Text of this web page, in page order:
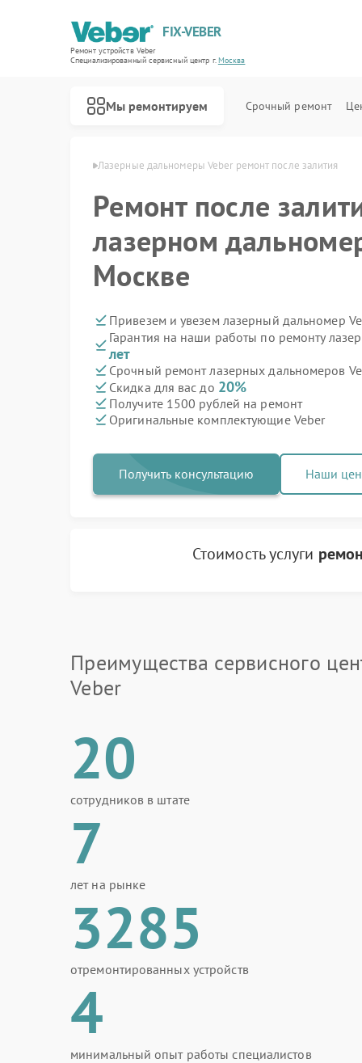
FIX-VEBER
Ремонт устройств Veber
Специализированный cервисный центр г.Москва
Мы ремонтируем Срочный ремонт
Лазерные дальномеры Veber ремонт после залития
Ремонт после
лазерном
Москве
Привезем и увезем лазерный дальномер
Гарантия на наши работы по ремонту
лет
Срочный ремонт лазерных дальномеров
Скидка для вас до 20%
Получите 1500 рублей на ремонт
Оригинальные комплектующие Veber
Получить консультацию Наши
Стоимость услуги
Преимущества сервисного
Veber
20
сотрудников в штате
7
лет на рынке
3285
отремонтированных устройств
4
минимальный опыт работы специалистов